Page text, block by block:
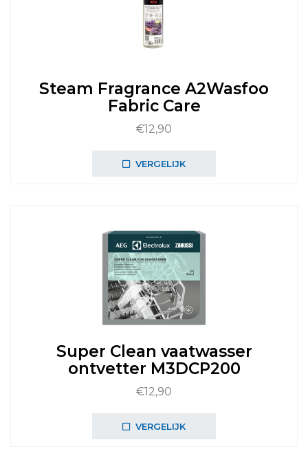
Steam Fragrance A2Wasfoo
Fabric Care
€12,90
VERGELIJK
Super Clean vaatwasser
ontvetter M3DCP200
€12,90
VERGELIJK